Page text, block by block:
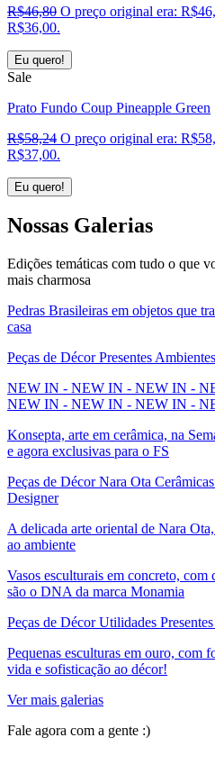
R$46,80 O preço original era:
R$36,00.
Eu quero!
Sale
Prato Fundo Coup Pineapple Green
R$58,24 O preço original era:
R$37,00.
Eu quero!
Nossas Galerias
Edições temáticas com tudo o que
mais charmosa
Pedras Brasileiras em objetos que
casa
Peças de Décor Presentes Ambientes
NEW IN - NEW IN - NEW IN -
NEW IN - NEW IN - NEW IN -
Konsepta, arte em cerâmica, na
e agora exclusivas para o FS
Peças de Décor Nara Ota
Designer
A delicada arte oriental de Nara
ao ambiente
Vasos esculturais em concreto, com
são o DNA da marca Monamia
Peças de Décor Utilidades
Pequenas esculturas em ouro, com
vida e sofisticação ao décor!
Ver mais galerias
Fale agora com a gente :)